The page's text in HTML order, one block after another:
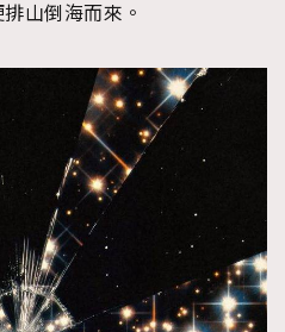
山倒海而來。